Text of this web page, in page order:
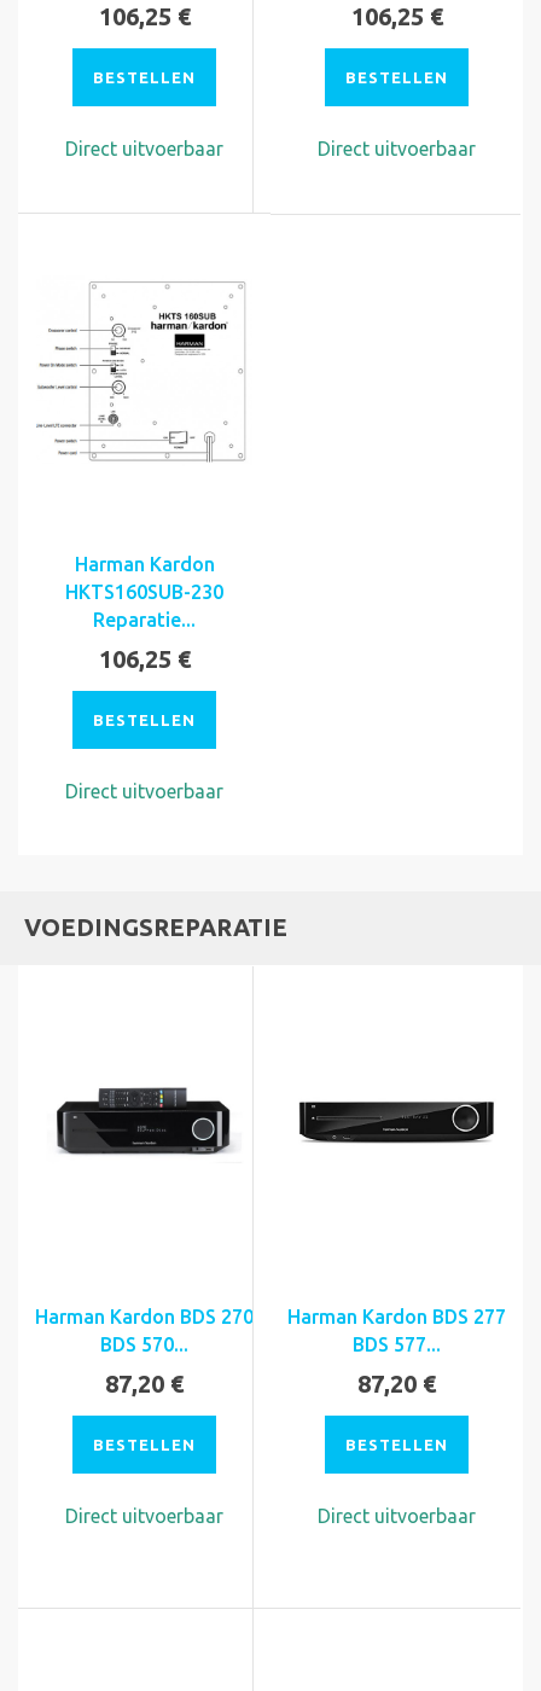
106,25 €
BESTELLEN
Direct uitvoerbaar
106,25 €
BESTELLEN
Direct uitvoerbaar
Harman Kardon
HKTS160SUB-230
Reparatie...
106,25 €
BESTELLEN
Direct uitvoerbaar
VOEDINGSREPARATIE
Harman Kardon BDS 270
BDS 570...
87,20 €
BESTELLEN
Direct uitvoerbaar
Harman Kardon BDS 277
BDS 577...
87,20 €
BESTELLEN
Direct uitvoerbaar